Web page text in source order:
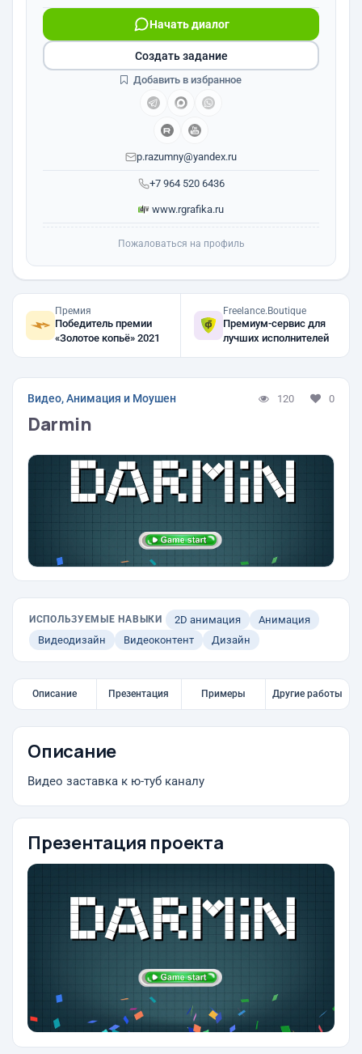
+7 964 520 6436
Начать диалог
p.razumny@yandex.ru
www.rgrafika.ru
Создать задание
Добавить в избранное
Пожаловаться на профиль
Премия
Победитель премии
«Золотое копьё» 2021
Freelance.Boutique
Премиум-сервис для
лучших исполнителей
Видео, Анимация и Моушен 120 0
Darmin
ИСПОЛЬЗУЕМЫЕ НАВЫКИ 2D анимация
Анимация
Видеодизайн
Видеоконтент Дизайн
Описание Презентация Примеры Другие работы
Описание
Видео заставка к ю-туб каналу
Презентация проекта